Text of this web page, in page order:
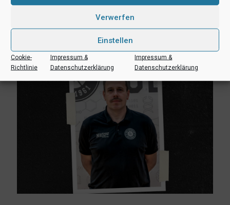
Verwerfen
Einstellen
Cookie-
Richtlinie
Impressum &
Datenschutzerklärung
Impressum &
Datenschutzerklärung